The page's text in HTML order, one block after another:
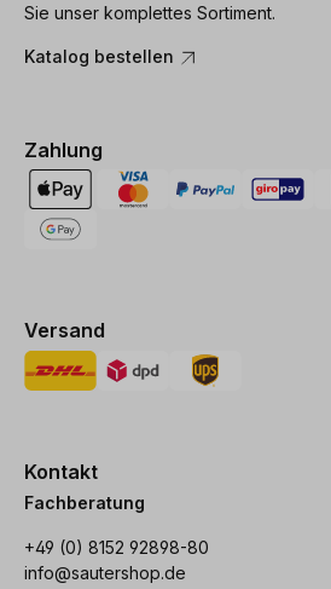
Sie unser komplettes Sortiment.
Katalog bestellen
Zahlung
Versand
Kontakt
Fachberatung
+49 (0) 8152 92898-80
info@sautershop.de